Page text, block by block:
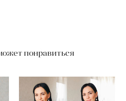
понравиться